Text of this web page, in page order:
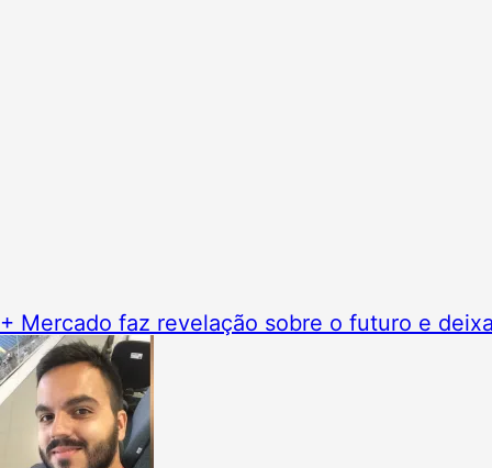
+ Mercado faz revelação sobre o futuro e